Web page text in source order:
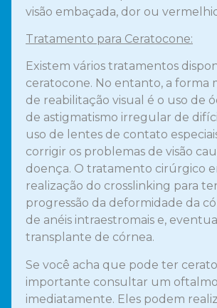
visão embaçada, dor ou
Tratamento para Ceratocone:
Existem vários tratamentos
ceratocone. No entanto, a forma
de reabilitação visual é o uso de
de astigmatismo irregular de
uso de lentes de contato
corrigir os problemas de visão
doença. O tratamento cirúrgico
realização do crosslinking para
progressão da deformidade da
de anéis intraestromais e,
transplante de córnea.
Se você acha que pode ter
importante consultar um
imediatamente. Eles podem